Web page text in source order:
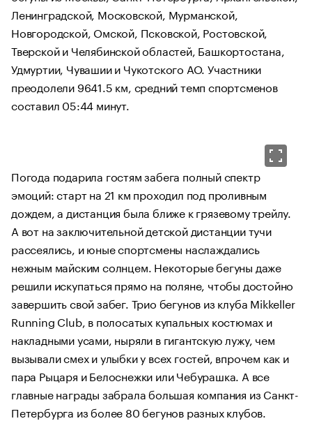
Ленинградской, Московской, Мурманской,
Новгородской, Омской, Псковской, Ростовской,
Тверской и Челябинской областей, Башкортостана,
Удмуртии, Чувашии и Чукотского АО. Участники
преодолели 9641.5 км, средний темп спортсменов
составил 05:44 минут.
Погода подарила гостям забега полный спектр
эмоций: старт на 21 км проходил под проливным
дождем, а дистанция была ближе к грязевому трейлу.
А вот на заключительной детской дистанции тучи
рассеялись, и юные спортсмены наслаждались
нежным майским солнцем. Некоторые бегуны даже
решили искупаться прямо на поляне, чтобы достойно
завершить свой забег. Трио бегунов из клуба Mikkeller
Running Club, в полосатых купальных костюмах и
накладными усами, ныряли в гигантскую лужу, чем
вызывали смех и улыбки у всех гостей, впрочем как и
пара Рыцаря и Белоснежки или Чебурашка. А все
главные награды забрала большая компания из Санкт-
Петербурга из более 80 бегунов разных клубов.